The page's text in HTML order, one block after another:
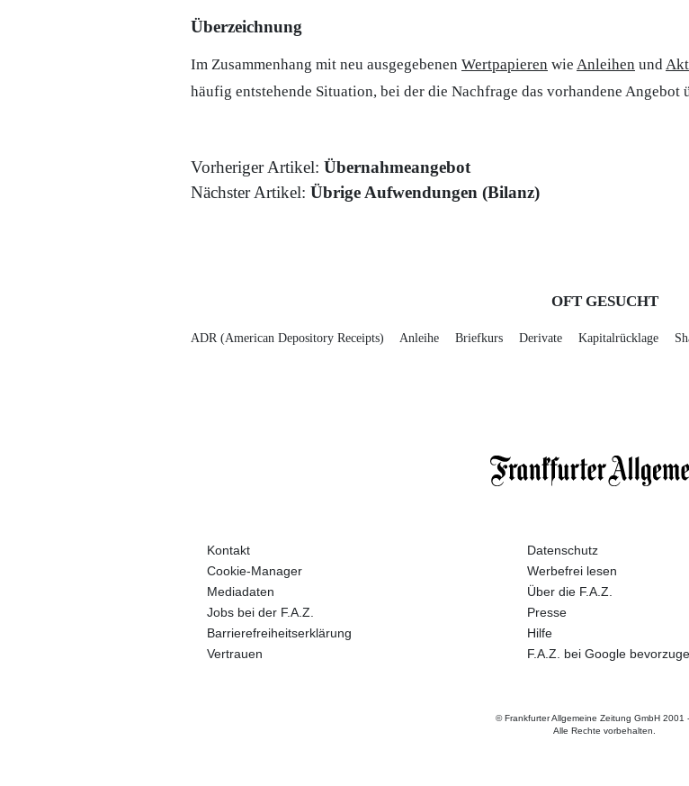
Überzeichnung
Im Zusammenhang mit neu ausgegebenen Wertpapieren wie Anleihen und
häufig entstehende Situation, bei der die Nachfrage das vorhandene Angebot
Vorheriger Artikel: Übernahmeangebot
Nächster Artikel: Übrige Aufwendungen (Bilanz)
OFT GESUCHT
ADR (American Depository Receipts) Anleihe Briefkurs Derivate Kapitalrücklage
Kontakt Datenschutz
Cookie-Manager
Werbefrei lesen
Mediadaten
Über die F.A.Z.
Jobs bei der F.A.Z.
Presse
Barrierefreiheitserklärung
Hilfe
Vertrauen
F.A.Z. bei Google
© Frankfurter Allgemeine Zeitung GmbH 2001 -
Alle Rechte vorbehalten.